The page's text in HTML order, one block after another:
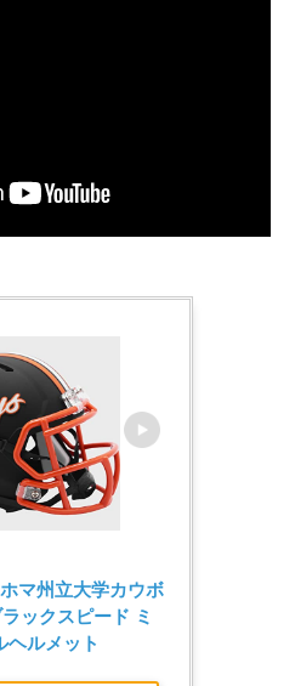
マ州立大学カウボ
ックスピード ミ
ヘルメット